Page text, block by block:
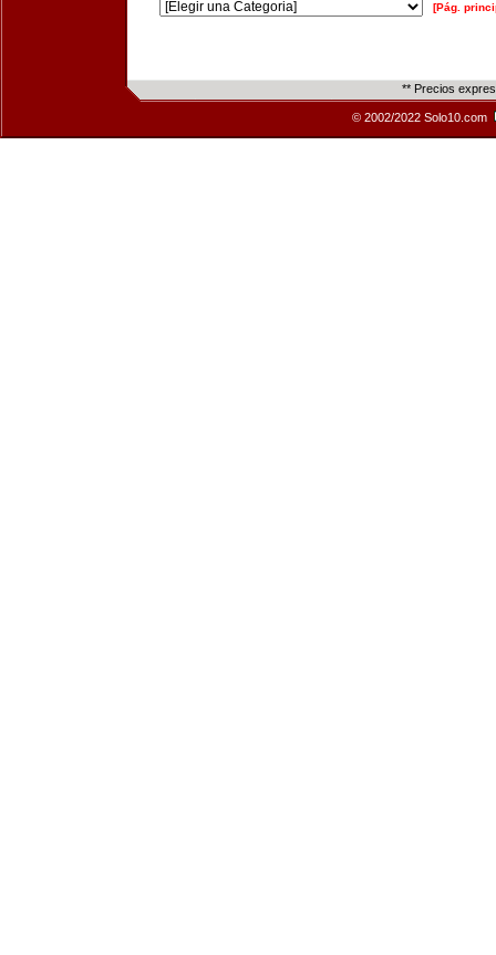
[Pág.
** Precios
© 2002/2022 Solo10.com